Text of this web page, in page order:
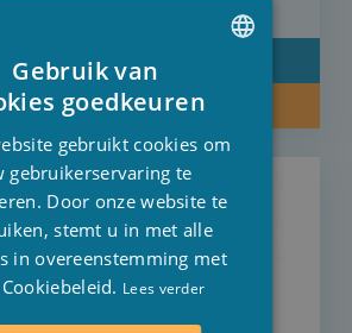
DETAIL
KOOP NU
ENGLISH
Gebruik van
goedkeuren
gebruikt cookies om
gebruikerservaring te
Door onze website te
stemt u in met alle
in overeenstemming met
Lees verder